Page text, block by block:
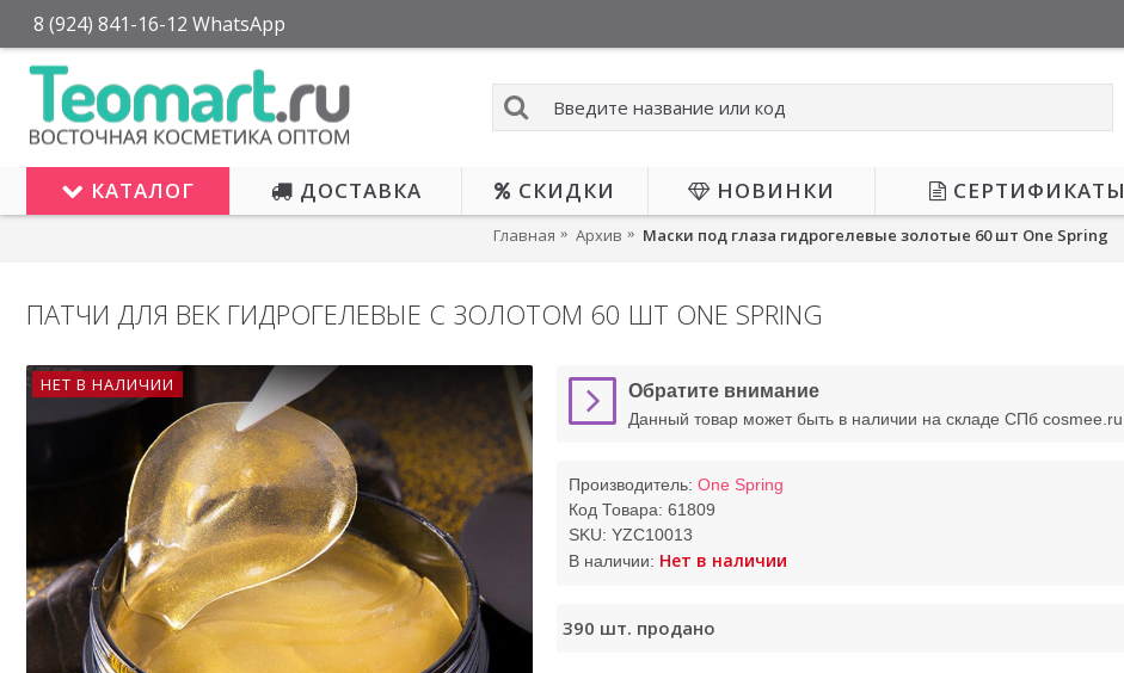
8 (924) 841-16-12 WhatsApp
КАТАЛОГ ДОСТАВКА СКИДКИ НОВИНКИ СЕРТИФИКАТЫ
Главная Архив Маски под глаза гидрогелевые золотые 60 шт One Spring
Крем для лица
гиалуроновая кислота
ПАТЧИ ДЛЯ ВЕК ГИДРОГЕЛЕВЫЕ С ЗОЛОТОМ 60 ШТ ONE SPRING
НЕТ В НАЛИЧИИ Обратите внимание
Данный товар может быть в наличии на складе СПб cosmee.ru
Производитель: One Spring
Код Товара: 61809
SKU: YZC10013
В наличии: Нет в наличии
390 шт. продано